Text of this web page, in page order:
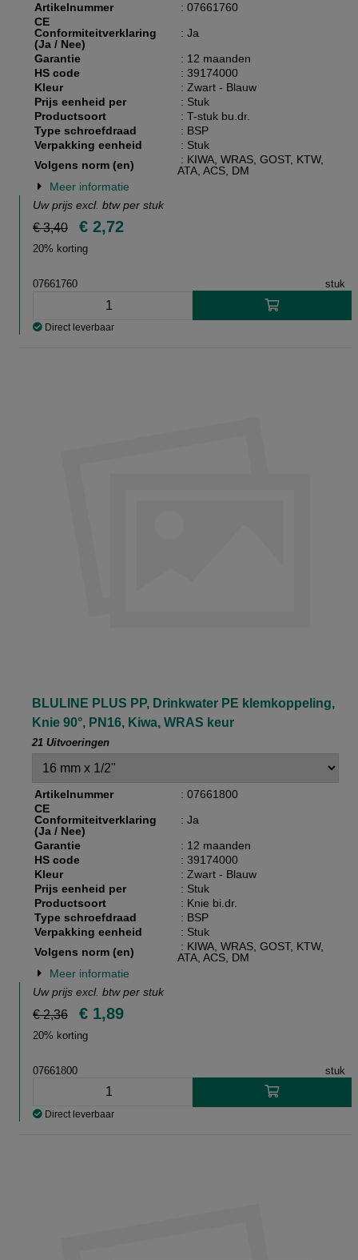
Artikelnummer
: 07661760
CE
Conformiteitverklaring
(Ja / Nee)
: Ja
Garantie
: 12 maanden
HS code
: 39174000
Kleur
: Zwart - Blauw
Prijs eenheid per
: Stuk
Productsoort
: T-stuk bu.dr.
Type schroefdraad
: BSP
Verpakking eenheid
: Stuk
Volgens norm (en)
: KIWA, WRAS, GOST, KTW,
ATA, ACS, DM
Meer informatie
Uw prijs excl. btw per stuk
€ 3,40 € 2,72
20% korting
07661760 stuk
Direct leverbaar
BLULINE PLUS PP, Drinkwater PE klemkoppeling,
Knie 90°, PN16, Kiwa, WRAS keur
21 Uitvoeringen
Artikelnummer
: 07661800
CE
Conformiteitverklaring
(Ja / Nee)
: Ja
Garantie
: 12 maanden
HS code
: 39174000
Kleur
: Zwart - Blauw
Prijs eenheid per
: Stuk
Productsoort
: Knie bi.dr.
Type schroefdraad
: BSP
Verpakking eenheid
: Stuk
Volgens norm (en)
: KIWA, WRAS, GOST, KTW,
ATA, ACS, DM
Meer informatie
Uw prijs excl. btw per stuk
€ 2,36 € 1,89
20% korting
07661800 stuk
Direct leverbaar